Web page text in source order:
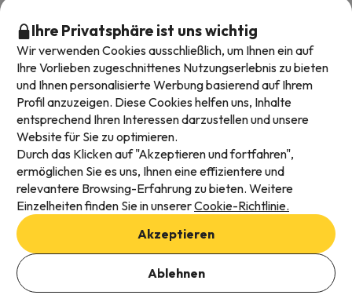
Daten hinzufügen, um Verfügbarkeit zu prüfen
Verfügbare Zahlungsarten
Impressum und AGBs
Datenschutz
Cookies Richtlinien
Ihre Privatsphäre ist uns wichtig
Wir verwenden Cookies ausschließlich, um Ihnen ein auf
Ihre Vorlieben zugeschnittenes Nutzungserlebnis zu bieten
und Ihnen personalisierte Werbung basierend auf Ihrem
Profil anzuzeigen. Diese Cookies helfen uns, Inhalte
entsprechend Ihren Interessen darzustellen und unsere
Website für Sie zu optimieren.
Durch das Klicken auf "Akzeptieren und fortfahren",
ermöglichen Sie es uns, Ihnen eine effizientere und
relevantere Browsing-Erfahrung zu bieten. Weitere
Einzelheiten finden Sie in unsererCookie-Richtlinie.
Akzeptieren
Ablehnen